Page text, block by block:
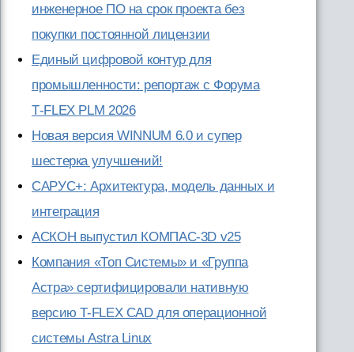
инженерное ПО на срок проекта без
покупки постоянной лицензии
Единый цифровой контур для
промышленности: репортаж с Форума
T‑FLEX PLM 2026
Новая версия WINNUM 6.0 и супер
шестерка улучшений!
САРУС+: Архитектура, модель данных и
интеграция
АСКОН выпустил КОМПАС-3D v25
Компания «Топ Системы» и «Группа
Астра» сертифицировали нативную
версию T-FLEX CAD для операционной
системы Astra Linux